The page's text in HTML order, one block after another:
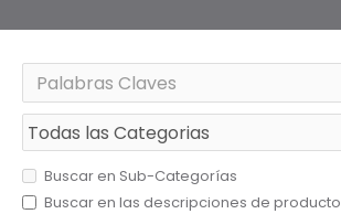
Buscar en Sub-Categorías
Buscar en las descripciones de producto